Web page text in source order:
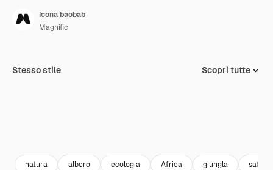
Icona baobab
Magnific
Stesso stile Scopri tutte
natura albero ecologia Africa giungla safari